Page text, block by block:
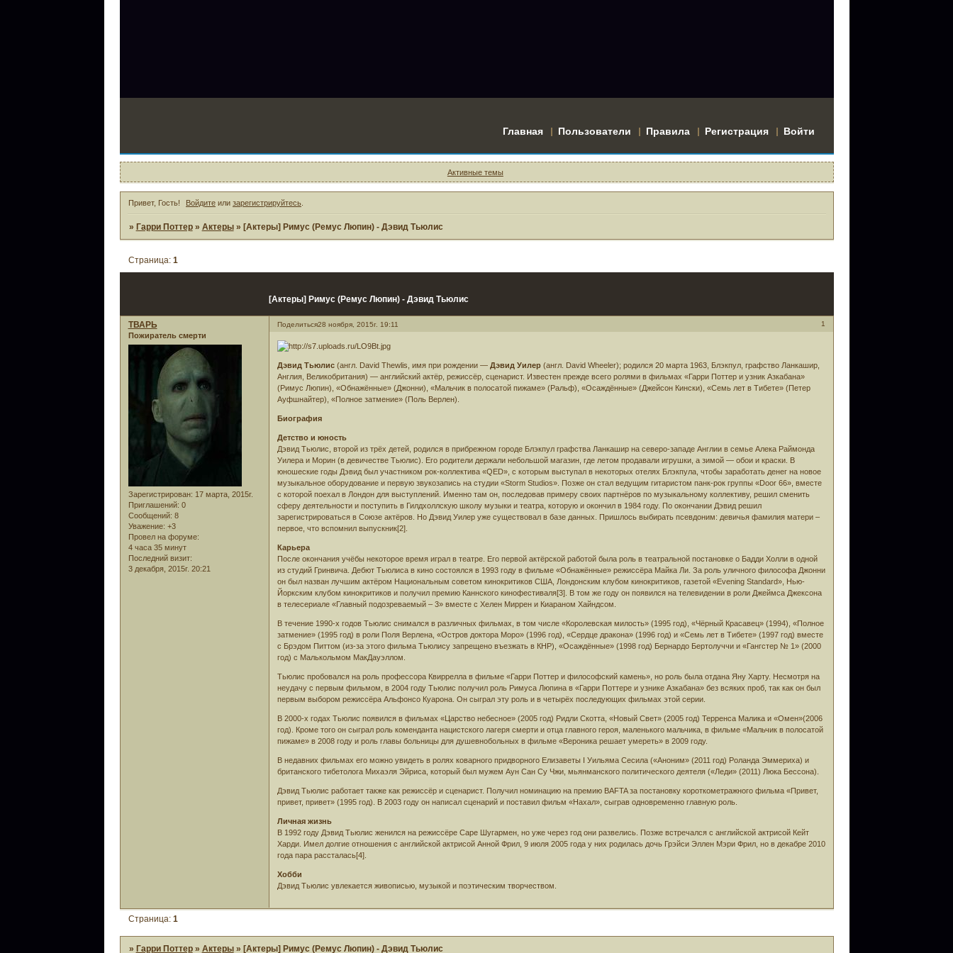
Главная Пользователи Правила Регистрация Войти
Активные темы
Привет, Гость! Войдите или зарегистрируйтесь
» Гарри Поттер » Актеры » [Актеры] Римус (Ремус Люпин) - Дэвид Тьюлис
[Актеры] Римус (Ремус Люпин) - Дэвид Тьюлис
Страница: 1
Поделиться 1
28 ноября, 2015г. 19:11
ТВАРЬ
Пожиратель смерти
Зарегистрирован: 17 марта, 2015г.
Приглашений: 0
Сообщений: 8
Уважение: +3
Провел на форуме:
4 часа 35 минут
Последний визит:
3 декабря, 2015г. 20:21
Дэвид Тьюлис (англ. David Thewlis, имя при рождении —Дэвид Уилер(англ. David Wheeler); родился 20 марта 1963, Блэкпул, графство Ланкашир,
Англия, Великобритания) — английский актёр, режиссёр, сценарист. Известен прежде всего ролями в фильмах «Гарри Поттер и узник Азкабана»
(Римус Люпин), «Обнажённые» (Джонни), «Мальчик в полосатой пижаме» (Ральф), «Осаждённые» (Джейсон Кински), «Семь лет в Тибете» (Петер
Ауфшнайтер), «Полное затмение» (Поль Верлен).
Биография
Детство и юность
Дэвид Тьюлис, второй из трёх детей, родился в прибрежном городе Блэкпул графства Ланкашир на северо-западе Англии в семье Алека Раймонда
Уилера и Морин (в девичестве Тьюлис). Его родители держали небольшой магазин, где летом продавали игрушки, а зимой — обои и краски. В
юношеские годы Дэвид был участником рок-коллектива «QED», с которым выступал в некоторых отелях Блэкпула, чтобы заработать денег на новое
музыкальное оборудование и первую звукозапись на студии «Storm Studios». Позже он стал ведущим гитаристом панк-рок группы «Door 66», вместе
с которой поехал в Лондон для выступлений. Именно там он, последовав примеру своих партнёров по музыкальному коллективу, решил сменить
сферу деятельности и поступить в Гилдхоллскую школу музыки и театра, которую и окончил в 1984 году. По окончании Дэвид решил
зарегистрироваться в Союзе актёров. Но Дэвид Уилер уже существовал в базе данных. Пришлось выбирать псевдоним: девичья фамилия матери –
первое, что вспомнил выпускник[2].
Карьера
После окончания учёбы некоторое время играл в театре. Его первой актёрской работой была роль в театральной постановке о Бадди Холли в одной
из студий Гринвича. Дебют Тьюлиса в кино состоялся в 1993 году в фильме «Обнажённые» режиссёра Майка Ли. За роль уличного философа Джонни
он был назван лучшим актёром Национальным советом кинокритиков США, Лондонским клубом кинокритиков, газетой «Evening Standard», Нью-
Йоркским клубом кинокритиков и получил премию Каннского кинофестиваля[3]. В том же году он появился на телевидении в роли Джеймса Джексона
в телесериале «Главный подозреваемый – 3» вместе с Хелен Миррен и Киараном Хайндсом.
В течение 1990-х годов Тьюлис снимался в различных фильмах, в том числе «Королевская милость» (1995 год), «Чёрный Красавец» (1994), «Полное
затмение» (1995 год) в роли Поля Верлена, «Остров доктора Моро» (1996 год), «Сердце дракона» (1996 год) и «Семь лет в Тибете» (1997 год) вместе
с Брэдом Питтом (из-за этого фильма Тьюлису запрещено въезжать в КНР), «Осаждённые» (1998 год) Бернардо Бертолуччи и «Гангстер № 1» (2000
год) с Малькольмом МакДауэллом.
Тьюлис пробовался на роль профессора Квиррелла в фильме «Гарри Поттер и философский камень», но роль была отдана Яну Харту. Несмотря на
неудачу с первым фильмом, в 2004 году Тьюлис получил роль Римуса Люпина в «Гарри Поттере и узнике Азкабана» без всяких проб, так как он был
первым выбором режиссёра Альфонсо Куарона. Он сыграл эту роль и в четырёх последующих фильмах этой серии.
В 2000-х годах Тьюлис появился в фильмах «Царство небесное» (2005 год) Ридли Скотта, «Новый Свет» (2005 год) Терренса Малика и «Омен»(2006
год). Кроме того он сыграл роль коменданта нацистского лагеря смерти и отца главного героя, маленького мальчика, в фильме «Мальчик в полосатой
пижаме» в 2008 году и роль главы больницы для душевнобольных в фильме «Вероника решает умереть» в 2009 году.
В недавних фильмах его можно увидеть в ролях коварного придворного Елизаветы I Уильяма Сесила («Аноним» (2011 год) Роланда Эммериха) и
британского тибетолога Михаэля Эйриса, который был мужем Аун Сан Су Чжи, мьянманского политического деятеля («Леди» (2011) Люка Бессона).
Дэвид Тьюлис работает также как режиссёр и сценарист. Получил номинацию на премию BAFTA за постановку короткометражного фильма «Привет,
привет, привет» (1995 год). В 2003 году он написал сценарий и поставил фильм «Нахал», сыграв одновременно главную роль.
Личная жизнь
В 1992 году Дэвид Тьюлис женился на режиссёре Саре Шугармен, но уже через год они развелись. Позже встречался с английской актрисой Кейт
Харди. Имел долгие отношения с английской актрисой Анной Фрил, 9 июля 2005 года у них родилась дочь Грэйси Эллен Мэри Фрил, но в декабре 2010
года пара рассталась[4].
Хобби
Дэвид Тьюлис увлекается живописью, музыкой и поэтическим творчеством.
Страница: 1
» Гарри Поттер » Актеры » [Актеры] Римус (Ремус Люпин) - Дэвид Тьюлис